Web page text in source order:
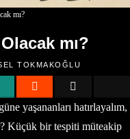
mı?
mı?
TOKMAKOĞLU
yaşananları hatırlayalım,
Küçük bir tespiti müteakip